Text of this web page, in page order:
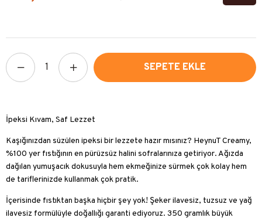
İpeksi Kıvam, Saf Lezzet
Kaşığınızdan süzülen ipeksi bir lezzete hazır mısınız? HeynuT Creamy,
%100 yer fıstığının en pürüzsüz halini sofralarınıza getiriyor. Ağızda
dağılan yumuşacık dokusuyla hem ekmeğinize sürmek çok kolay hem
de tariflerinizde kullanmak çok pratik.
İçerisinde fıstıktan başka hiçbir şey yok! Şeker ilavesiz, tuzsuz ve yağ
ilavesiz formülüyle doğallığı garanti ediyoruz. 350 gramlık büyük